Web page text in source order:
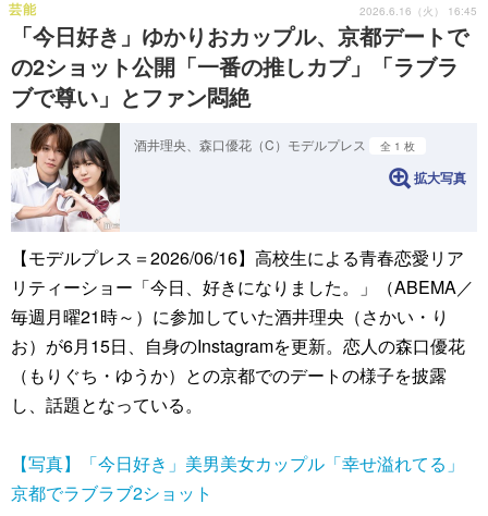
「今日好き」ゆかりおカップル、京都デートで
の2ショット公開「一番の推しカプ」「ラブラ
ブで尊い」とファン悶絶
芸能 2026.6.16（火） 16:45
酒井理央、森口優花（C）モデルプレス 全 1 枚
拡大写真
【モデルプレス＝2026/06/16】高校生による青春恋愛リア
リティーショー「今日、好きになりました。」（ABEMA／
毎週月曜21時～）に参加していた酒井理央（さかい・り
お）が6月15日、自身のInstagramを更新。恋人の森口優花
（もりぐち・ゆうか）との京都でのデートの様子を披露
し、話題となっている。
【写真】「今日好き」美男美女カップル「幸せ溢れてる」
京都でラブラブ2ショット